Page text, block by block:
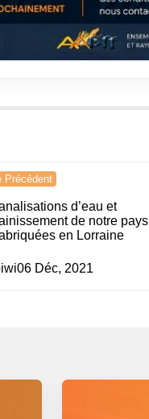
Précédent
d’eau et
de notre pays
en Lorraine
06 Déc, 2021